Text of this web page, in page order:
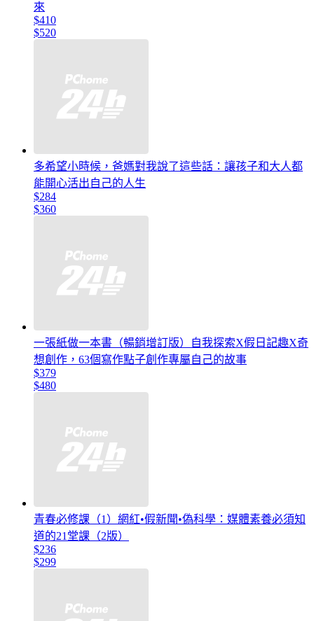
來
$410
$520
多希望小時候，爸媽對我說了這些話：讓孩子和大人都
能開心活出自己的人生
$284
$360
一張紙做一本書（暢銷增訂版）自我探索X假日記趣X奇
想創作，63個寫作點子創作專屬自己的故事
$379
$480
青春必修課（1）網紅•假新聞•偽科學：媒體素養必須知
道的21堂課（2版）
$236
$299